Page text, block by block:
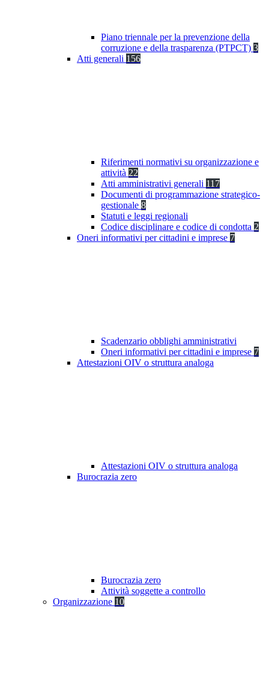
Piano triennale per la prevenzione della
corruzione e della trasparenza (PTPCT) 3
Atti generali 156
Riferimenti normativi su organizzazione e
attività 22
Atti amministrativi generali 117
Documenti di programmazione strategico-
gestionale 8
Statuti e leggi regionali
Codice disciplinare e codice di condotta 2
Oneri informativi per cittadini e imprese 7
Scadenzario obblighi amministrativi
Oneri informativi per cittadini e imprese 7
Attestazioni OIV o struttura analoga
Attestazioni OIV o struttura analoga
Burocrazia zero
Burocrazia zero
Attività soggette a controllo
Organizzazione 10